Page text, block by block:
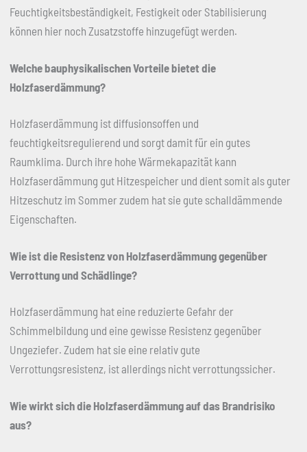
Feuchtigkeitsbeständigkeit, Festigkeit oder Stabilisierung
können hier noch Zusatzstoffe hinzugefügt werden.
Welche bauphysikalischen Vorteile bietet die
Holzfaserdämmung?
Holzfaserdämmung ist diffusionsoffen und
feuchtigkeitsregulierend und sorgt damit für ein gutes
Raumklima. Durch ihre hohe Wärmekapazität kann
Holzfaserdämmung gut Hitzespeicher und dient somit als guter
Hitzeschutz im Sommer zudem hat sie gute schalldämmende
Eigenschaften.
Wie ist die Resistenz von Holzfaserdämmung gegenüber
Verrottung und Schädlinge?
Holzfaserdämmung hat eine reduzierte Gefahr der
Schimmelbildung und eine gewisse Resistenz gegenüber
Ungeziefer. Zudem hat sie eine relativ gute
Verrottungsresistenz, ist allerdings nicht verrottungssicher.
Wie wirkt sich die Holzfaserdämmung auf das Brandrisiko
aus?